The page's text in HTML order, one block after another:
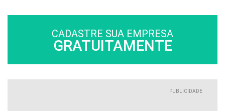
CADASTRE SUA EMPRESA
GRATUITAMENTE
PUBLICIDADE